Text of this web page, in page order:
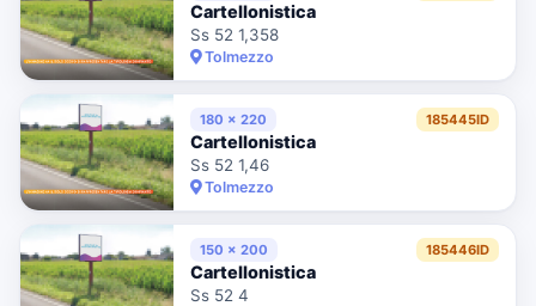
Cartellonistica
Ss 52 1,358
Tolmezzo
180 x 220 185445ID
Cartellonistica
Ss 52 1,46
Tolmezzo
150 x 200 185446ID
Cartellonistica
Ss 52 4